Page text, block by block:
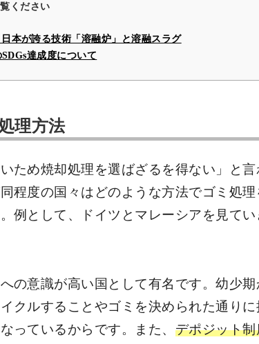
ください
本が誇る技術「溶融炉」と溶融スラグ
SDGs達成度について
理方法
ため焼却処理を選ばざるを得ない」と言
程度の国々はどのような方法でゴミ処理
例として、ドイツとマレーシアを見てい
の意識が高い国として有名です。幼少期
クルすることやゴミを決められた通りに
っているからです。また、 デポジット制